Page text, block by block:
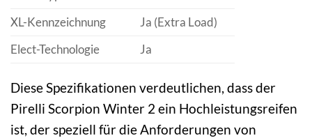
XL-Kennzeichnung
Ja (Extra Load)
Elect-Technologie
Ja
Diese Spezifikationen verdeutlichen, dass der
Pirelli Scorpion Winter 2 ein Hochleistungsreifen
ist, der speziell für die Anforderungen von